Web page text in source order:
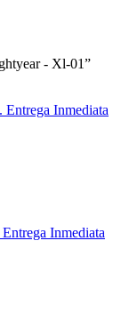
- Xl-01”
Inmediata
Inmediata